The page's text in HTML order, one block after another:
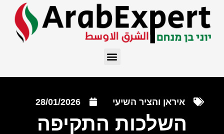
איראן והציר השיעי 28/01/2026
השלכות התקיפה